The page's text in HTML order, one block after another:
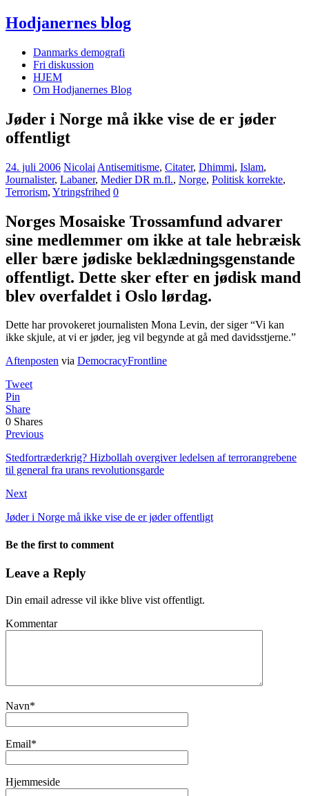
Hodjanernes blog
Danmarks demografi
Fri diskussion
HJEM
Om Hodjanernes Blog
Jøder i Norge må ikke vise de er jøder
offentligt
24. juli 2006 Nicolai Antisemitisme, Citater, Dhimmi, Islam,
Journalister, Labaner, Medier DR m.fl., Norge, Politisk korrekte,
Terrorism, Ytringsfrihed 0
Norges Mosaiske Trossamfund advarer
sine medlemmer om ikke at tale hebræisk
eller bære jødiske beklædningsgenstande
offentligt. Dette sker efter en jødisk mand
blev overfaldet i Oslo lørdag.
Dette har provokeret journalisten Mona Levin, der siger “Vi kan
ikke skjule, at vi er jøder, jeg vil begynde at gå med davidsstjerne.”
Aftenposten via DemocracyFrontline
Tweet
Pin
Share
0 Shares
Previous
Stedfortræderkrig? Hizbollah overgiver ledelsen af terrorangrebene
til general fra urans revolutionsgarde
Next
Jøder i Norge må ikke vise de er jøder offentligt
Be the first to comment
Leave a Reply
Din email adresse vil ikke blive vist offentligt.
Kommentar
Navn*
Email*
Hjemmeside